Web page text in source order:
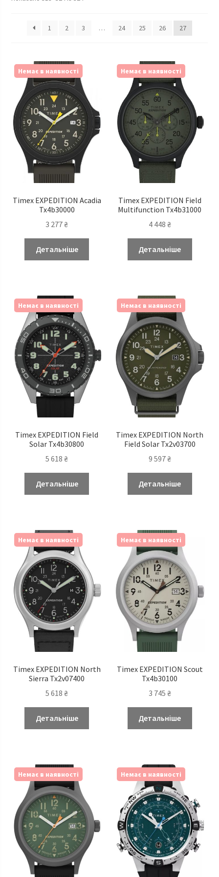
Наручні годинники у Харкові
1 2 3 … 24 25 26 27
Немає в наявності
Timex EXPEDITION Acadia
Tx4b30000
3 277₴
Детальніше
Немає в наявності
Timex EXPEDITION Field
Multifunction Tx4b31000
4 448 ₴
Детальніше
Немає в наявності
Timex EXPEDITION Field
Solar Tx4b30800
5 618₴
Детальніше
Немає в наявності
Timex EXPEDITION North
Field Solar Tx2v03700
9 597₴
Детальніше
Немає в наявності
Timex EXPEDITION North
Sierra Tx2v07400
5 618₴
Детальніше
Немає в наявності
Timex EXPEDITION Scout
Tx4b30100
3 745 ₴
Детальніше
Немає в наявності Немає в наявності